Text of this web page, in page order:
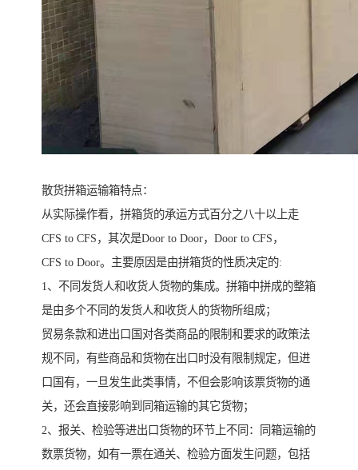
散货拼箱运输箱特点：
从实际操作看，拼箱货的承运方式百分之八十以上走
CFS to CFS，其次是Door to Door，Door to CFS，
CFS to Door。主要原因是由拼箱货的性质决定的:
1、不同发货人和收货人货物的集成。拼箱中拼成的整箱
是由多个不同的发货人和收货人的货物所组成；
贸易条款和进出口国对各类商品的限制和要求的政策法
规不同，有些商品和货物在出口时没有限制规定，但进
口国有，一旦发生此类事情，不但会影响该票货物的通
关，还会直接影响到同箱运输的其它货物；
2、报关、检验等进出口货物的环节上不同：同箱运输的
数票货物，如有一票在通关、检验方面发生问题，包括